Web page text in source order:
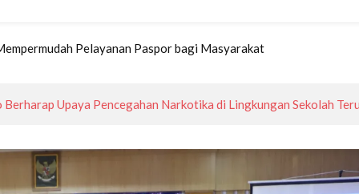
Pelayanan Paspor bagi Masyarakat
Upaya Pencegahan Narkotika di Lingkungan Sekolah